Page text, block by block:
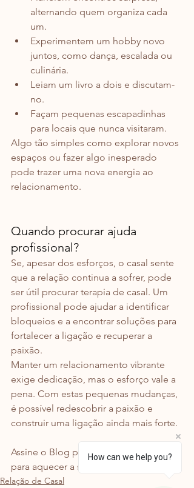
alternando quem organiza cada
um.
Experimentem um hobby novo
juntos, como dança, escalada ou
culinária.
Leiam um livro a dois e discutam-
no.
Façam pequenas escapadinhas
para locais que nunca visitaram.
Algo tão simples como explorar novos
espaços ou fazer algo inesperado
pode trazer uma nova energia ao
relacionamento.
Quando procurar ajuda
profissional?
Se, apesar dos esforços, o casal sente
que a relação continua a sofrer, pode
ser útil procurar terapia de casal. Um
profissional pode ajudar a identificar
bloqueios e a encontrar soluções para
fortalecer a ligação e recuperar a
paixão.
Manter um relacionamento vibrante
exige dedicação, mas o esforço vale a
pena. Com estas pequenas mudanças,
é possível redescobrir a paixão e
construir uma ligação ainda mais forte.
Assine o Blog para receber mais dicas
para aquecer a sua relação!
Relação de Casal
How can we help you?